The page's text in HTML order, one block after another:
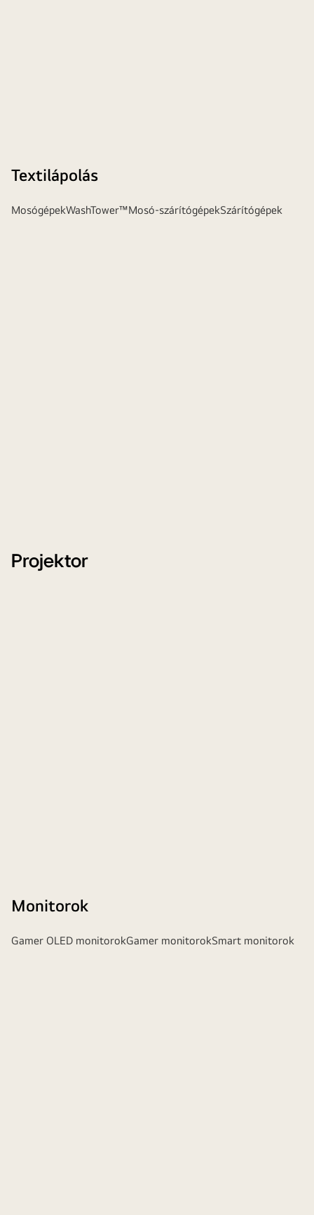
Textilápolás
MosógépekWashTower™Mosó-szárítógépekSzárítógépek
Projektor
Monitorok
Gamer OLED monitorokGamer monitorokSmart monitorok